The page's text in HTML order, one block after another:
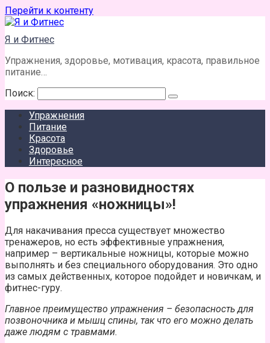
Перейти к контенту
Я и Фитнес
Упражнения, здоровье, мотивация, красота, правильное
питание…
Поиск:
Упражнения
Питание
Красота
Здоровье
Интересное
О пользе и разновидностях
упражнения «ножницы»!
Для накачивания пресса существует множество
тренажеров, но есть эффективные упражнения,
например – вертикальные ножницы, которые можно
выполнять и без специального оборудования. Это одно
из самых действенных, которое подойдет и новичкам, и
фитнес-гуру.
Главное преимущество упражнения – безопасность для
позвоночника и мышц спины, так что его можно делать
даже людям с травмами.